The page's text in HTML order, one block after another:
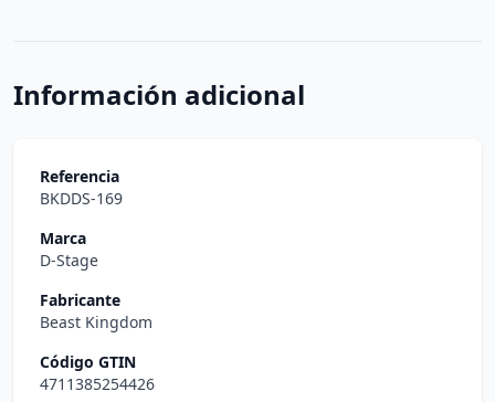
Información adicional
Referencia
BKDDS-169
Marca
D-Stage
Fabricante
Beast Kingdom
Código GTIN
4711385254426